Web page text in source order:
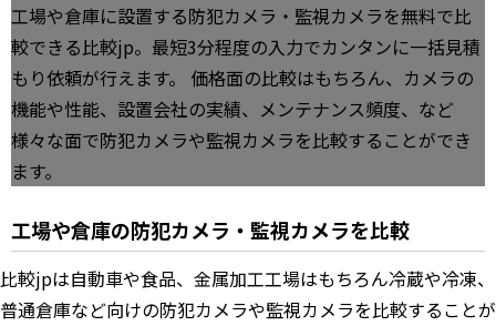
工場や倉庫に設置する防犯カメラ・監視カメラを無料で比
較できる比較jp。最短3分程度の入力でカンタンに一括見積
もり依頼が行えます。 価格面の比較はもちろん、カメラの
機能や性能、設置会社の実績、メンテナンス頻度、など
様々な面で防犯カメラや監視カメラを比較することができ
ます。
工場や倉庫の防犯カメラ・監視カメラを比較
比較jpは自動車や食品、金属加工工場はもちろん冷蔵や冷凍、
普通倉庫など向けの防犯カメラや監視カメラを比較することが